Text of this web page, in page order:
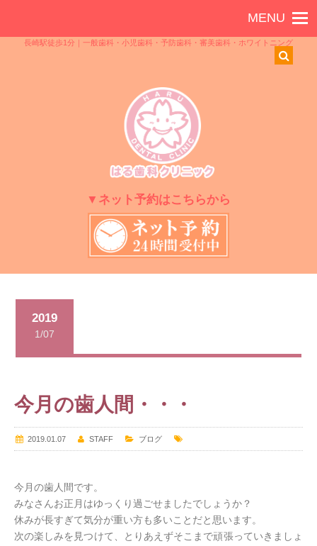
長崎駅徒歩1分｜一般歯科・小児歯科・予防歯科・審美歯科・ホワイトニング
▼ネット予約はこちらから
2019
1/07
今月の歯人間・・・
2019.01.07 STAFF ブログ
今月の歯人間です。
みなさんお正月はゆっくり過ごせましたでしょうか？
休みが長すぎて気分が重い方も多いことだと思います。
次の楽しみを見つけて、とりあえずそこまで頑張っていきましょ